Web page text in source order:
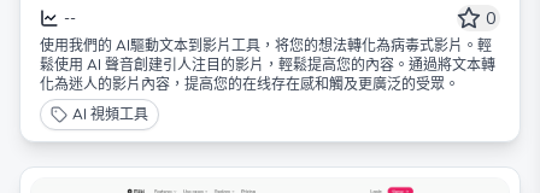
-- 0
使用我們的 AI驅動文本到影片工具，将您的想法轉化為病毒式影片。輕
鬆使用 AI 聲音創建引人注目的影片，輕鬆提高您的內容。通過將文本轉
化為迷人的影片內容，提高您的在线存在感和觸及更廣泛的受眾。
AI 視頻工具